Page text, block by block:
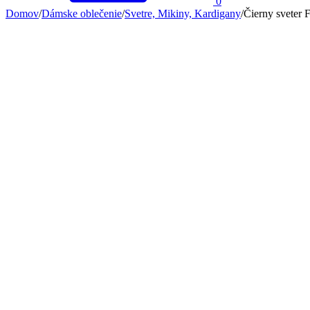
Domov/Dámske oblečenie/Svetre, Mikiny, Kardigany/Čierny sveter